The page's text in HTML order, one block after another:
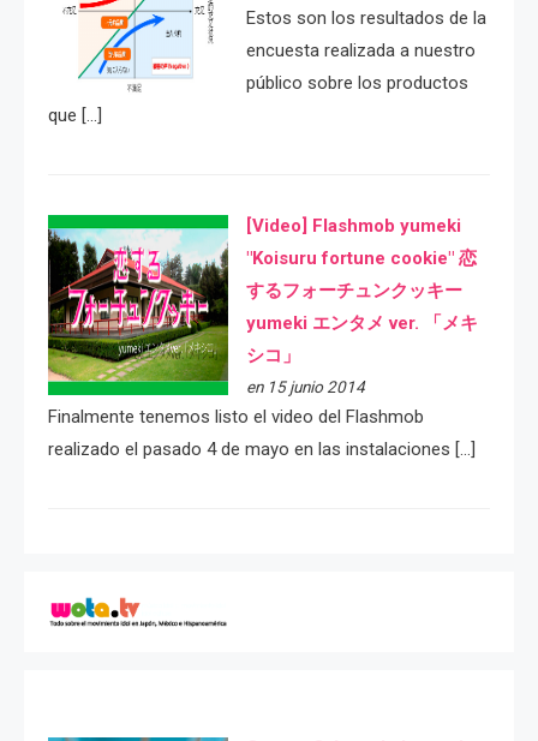
Estos son los resultados de la
encuesta realizada a nuestro
público sobre los productos
que […]
[Video] Flashmob yumeki
"Koisuru fortune cookie" 恋
するフォーチュンクッキー
yumeki エンタメ ver. 「メキ
シコ」
en 15 junio 2014
Finalmente tenemos listo el video del Flashmob
realizado el pasado 4 de mayo en las instalaciones […]